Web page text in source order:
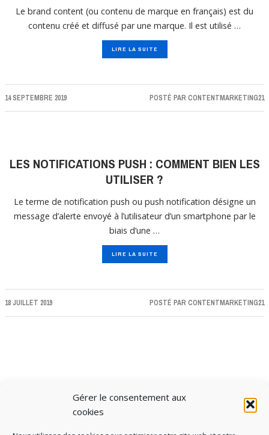
Gérer le consentement aux
cookies
Le brand content (ou contenu de marque en français) est du
contenu créé et diffusé par une marque. Il est utilisé …
LIRE LA SUITE
14 SEPTEMBRE 2019 POSTÉ PAR CONTENTMARKETING21
LES NOTIFICATIONS PUSH : COMMENT BIEN LES
UTILISER ?
Le terme de notification push ou push notification désigne un
message d’alerte envoyé à l’utilisateur d’un smartphone par le
biais d’une …
LIRE LA SUITE
18 JUILLET 2019 POSTÉ PAR CONTENTMARKETING21
CHARGER PLUS D'ARTICLES